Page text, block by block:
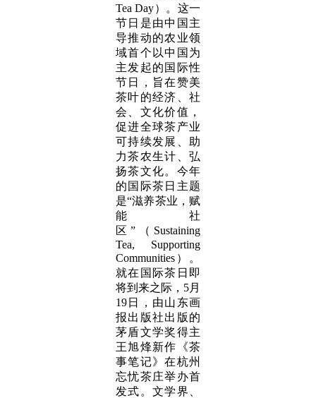
Tea Day）。这一
节日是由中国主
导推动的农业领
域首个以中国为
主发起的国际性
节日，旨在赞美
茶叶的经济、社
会、文化价值，
促进全球茶产业
可持续发展、助
力茶农生计、弘
扬茶文化。今年
的国际茶日主题
是“滋养茶业，赋
能社
区”（Sustaining
Tea, Supporting
Communities）。
就在国际茶日即
将到来之际，5月
19日，由山东画
报出版社出版的
茅盾文学奖得主
王旭烽新作《茶
事笔记》在杭州
忘忧茶庄举办首
发式。文学界、